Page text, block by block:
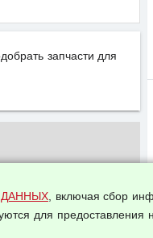
запчасти для
, включая сбор
для предоставления